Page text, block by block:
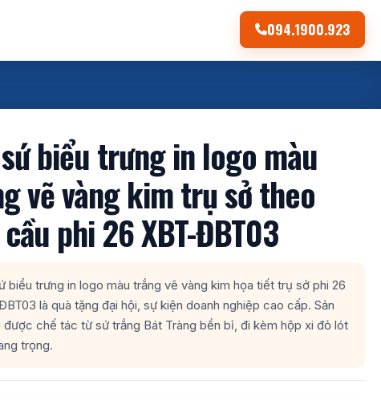
094.1900.923
biểu trưng in logo màu
vẽ vàng kim trụ sở theo
phi 26 XBT-ĐBT03
biểu trưng in logo màu trắng vẽ vàng kim họa tiết trụ sở phi 26
là quà tặng đại hội, sự kiện doanh nghiệp cao cấp. Sản
được chế tác từ sứ trắng Bát Tràng bền bỉ, đi kèm hộp xi đỏ lót
trọng.